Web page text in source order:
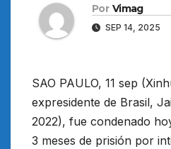
Por Vimag
SEP 14, 2025
SAO PAULO, 11 sep
expresidente de Brasil,
2022), fue condenado
3 meses de prisión por